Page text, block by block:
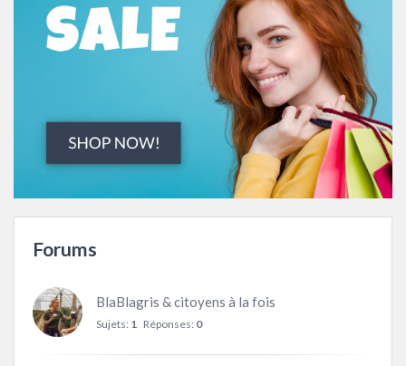
Forums
BlaBlagris & citoyens à la fois
Sujets: 1 Réponses: 0